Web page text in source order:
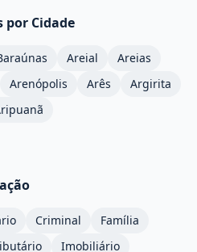
por Cidade
Areial
Areias
Arenópolis Arês
Argirita
Criminal
Família
Imobiliário